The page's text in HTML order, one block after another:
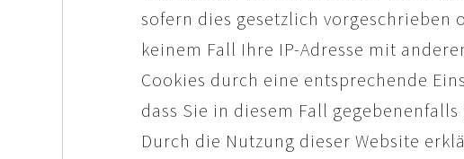
sofern dies gesetzlich vorgeschrieben
keinem Fall Ihre IP-Adresse mit
Cookies durch eine entsprechende
dass Sie in diesem Fall
Durch die Nutzung dieser Website